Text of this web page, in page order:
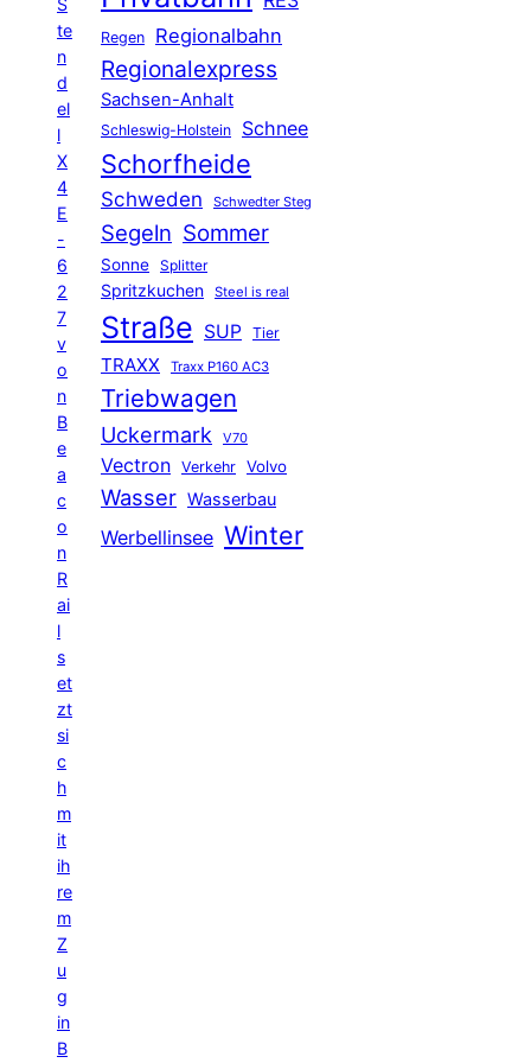
S
te
n
d
el
l
X
4
E
-
6
2
7
v
o
n
B
e
a
c
o
n
R
ai
l
s
et
zt
si
c
h
m
it
ih
re
m
Z
u
g
in
B
Regen Regionalbahn
Regionalexpress
Sachsen-Anhalt
Schleswig-Holstein Schnee
Schorfheide
Schweden Schwedter Steg
Segeln Sommer
Sonne Splitter
Spritzkuchen Steel is real
Straße SUP Tier
TRAXX Traxx P160 AC3
Triebwagen
Uckermark V70
Vectron Verkehr Volvo
Wasser Wasserbau
Werbellinsee Winter